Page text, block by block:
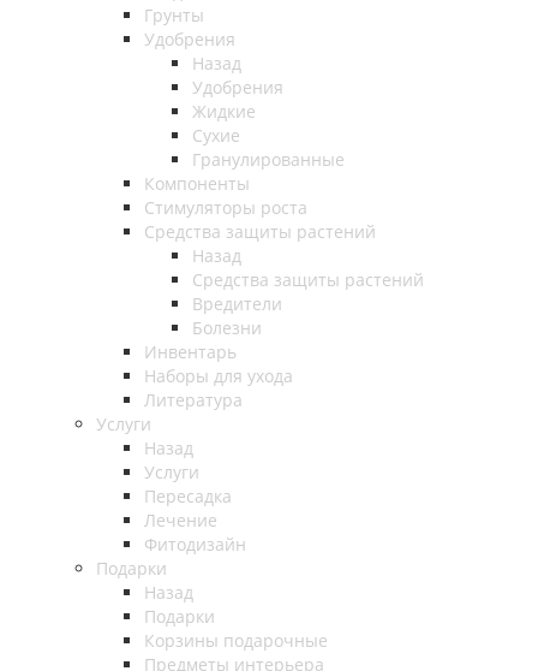
Грунты
Удобрения
Назад
Удобрения
Жидкие
Сухие
Гранулированные
Компоненты
Стимуляторы роста
Средства защиты растений
Назад
Средства защиты растений
Вредители
Болезни
Инвентарь
Наборы для ухода
Литература
Услуги
Назад
Услуги
Пересадка
Лечение
Фитодизайн
Подарки
Назад
Подарки
Корзины подарочные
Предметы интерьера